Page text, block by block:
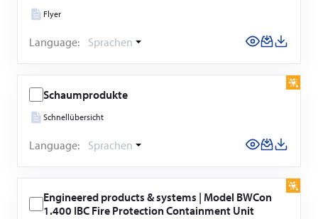
Flyer
Language: Sprachen
Schaumprodukte
Schnellübersicht
Language: Sprachen
Engineered products & systems | Model BWCon
1.400 IBC Fire Protection Containment Unit